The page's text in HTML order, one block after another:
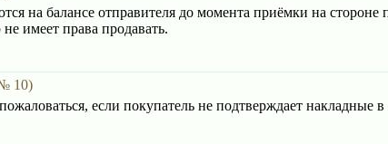
на балансе отправителя до момента приёмки на стороне
имеет права продавать.
10)
если покупатель не подтверждает накладные